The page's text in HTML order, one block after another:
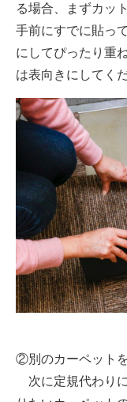
る場合、まずカッ
手前にすでに貼っ
にしてぴったり重
は表向きにしてくだ
②別のカーペット
次に定規代わり